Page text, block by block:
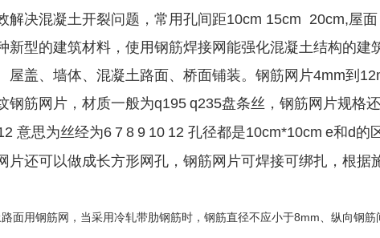
解决混凝土开裂问题，常用孔间距10cm 15cm 20cm,屋
新型的建筑材料，使用钢筋焊接网能强化混凝土结构的建
屋盖、墙体、混凝土路面、桥面铺装。 钢筋网片4mm到
钢筋网片，材质一般为q195 q235盘条丝，钢筋网片规格
意思为丝经为6 7 8 9 10 12 孔径都是10cm*10cm e和d的
片还可以做成长方形网孔，钢筋网片可焊接可绑扎，根据
用钢筋网，当采用冷轧带肋钢筋时，钢筋直径不应小于8mm、纵向钢筋